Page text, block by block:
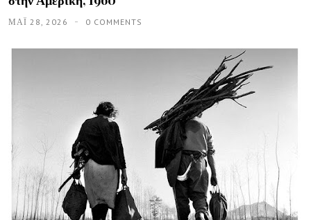
ΜΑΪ́ 28, 2026 0 COMMENTS